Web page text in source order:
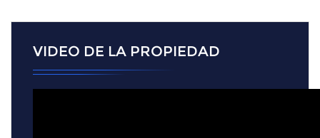
VIDEO DE LA PROPIEDAD